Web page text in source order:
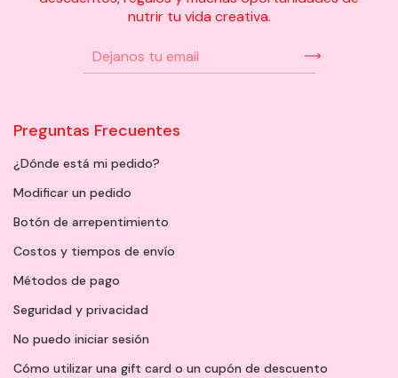
nutrir tu vida creativa.
Preguntas Frecuentes
¿Dónde está mi pedido?
Modificar un pedido
Botón de arrepentimiento
Costos y tiempos de envío
Métodos de pago
Seguridad y privacidad
No puedo iniciar sesión
Cómo utilizar una gift card o un cupón de descuento